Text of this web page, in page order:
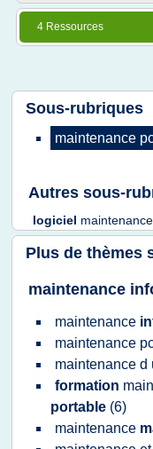
4 Ressources
Sous-rubriques
maintenance
Autres sous-
logiciel
Plus de thèmes
maintenance
maintenance
maintenance
maintenance d
formation
portable (6)
maintenance